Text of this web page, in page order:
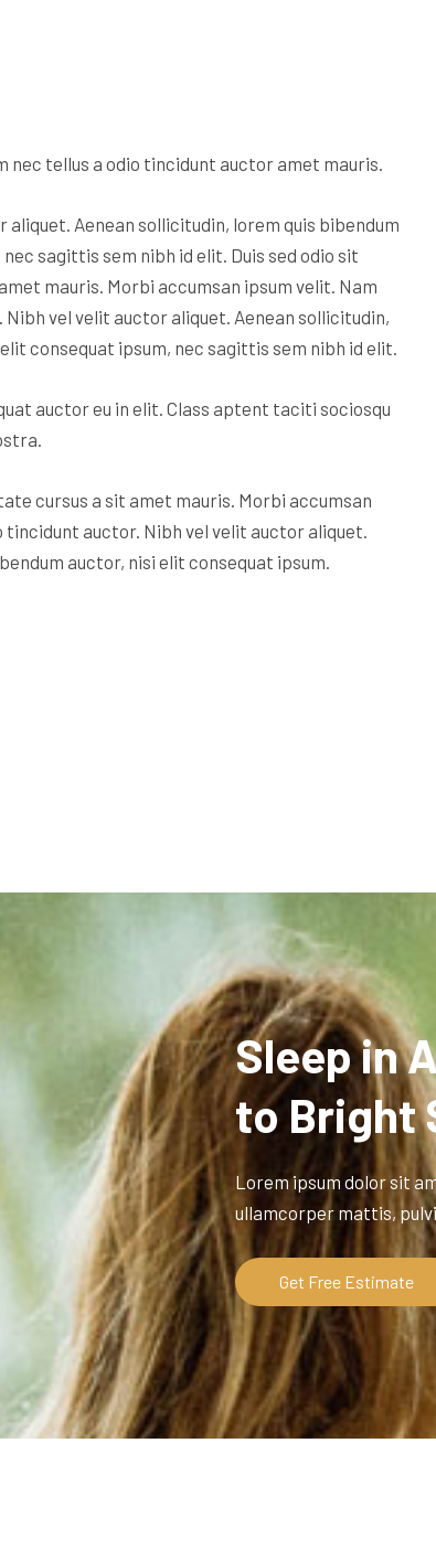
nec tellus a odio tincidunt auctor amet mauris.
Aenean sollicitudin, lorem quis bibendum
sagittis sem nibh id elit. Duis sed odio sit
mauris. Morbi accumsan ipsum velit. Nam
Nibh vel velit auctor aliquet. Aenean sollicitudin,
consequat ipsum, nec sagittis sem nibh id elit.
auctor eu in elit. Class aptent taciti sociosqu
cursus a sit amet mauris. Morbi accumsan
tincidunt auctor. Nibh vel velit auctor aliquet.
auctor, nisi elit consequat ipsum.
Sleep in
to Bright
Lorem ipsum dolor sit
ullamcorper mattis,
Get Free Estimate